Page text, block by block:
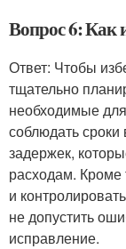
Вопрос 6: Как
Ответ: Чтобы
тщательно
необходимые
соблюдать
задержек,
расходам. Кроме
и
не допустить
исправление.